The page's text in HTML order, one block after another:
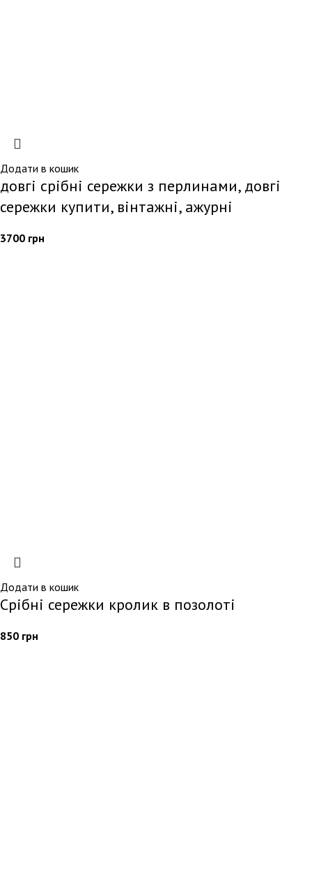
Додати в кошик
довгі срібні сережки з перлинами, довгі
сережки купити, вінтажні, ажурні
3700 грн
Додати в кошик
Срібні сережки кролик в позолоті
850 грн